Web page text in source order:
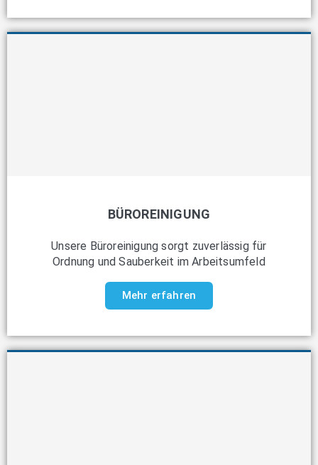
BÜROREINIGUNG
Unsere Büroreinigung sorgt zuverlässig für
Ordnung und Sauberkeit im Arbeitsumfeld
Mehr erfahren